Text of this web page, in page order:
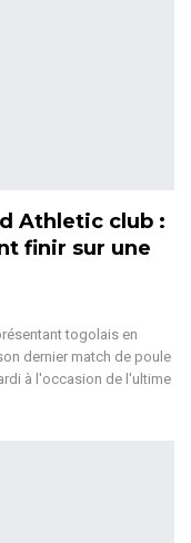
Athletic club :
finir sur une
togolais en
dernier match de poule
à l'occasion de l'ultime